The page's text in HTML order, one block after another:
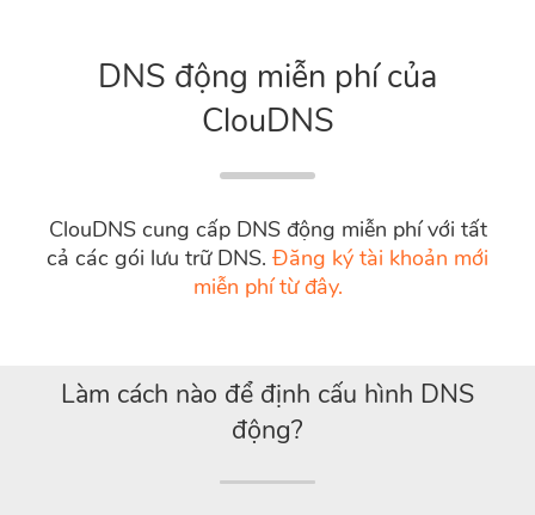
DNS động miễn phí của
ClouDNS
ClouDNS cung cấp DNS động miễn phí với tất
cả các gói lưu trữ DNS. Đăng ký tài khoản mới
miễn phí từ đây.
Làm cách nào để định cấu hình DNS
động?